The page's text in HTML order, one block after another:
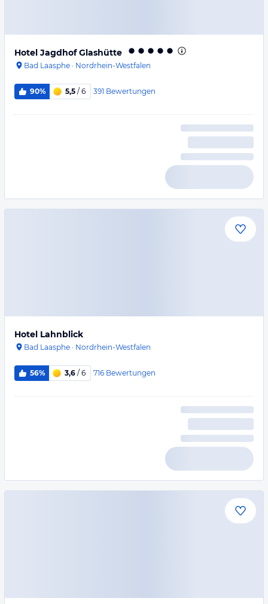
Hotel Jagdhof Glashütte
Bad Laasphe · Nordrhein-Westfalen
90% 5,5 / 6 391 Bewertungen
Hotel Lahnblick
Bad Laasphe · Nordrhein-Westfalen
56% 3,6 / 6 716 Bewertungen